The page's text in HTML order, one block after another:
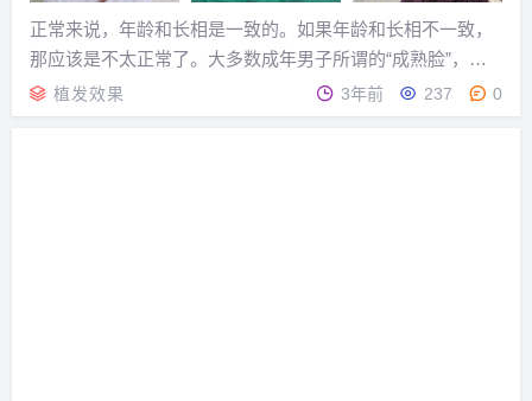
正常来说，年龄和长相是一致的。如果年龄和长相不一致，
那应该是不太正常了。大多数成年男子所谓的“成熟脸”，却
比实际年龄更显老！这种90%以上都是头发导致的。我就遇
到过这样的一位发友，由于缺乏头发健康养护，脱发让未到
植发效果 3年前 237 0